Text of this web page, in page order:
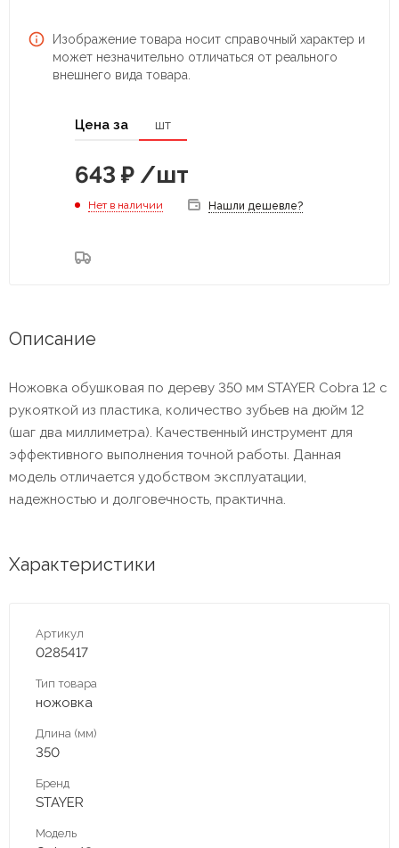
Изображение товара носит справочный характер и
может незначительно отличаться от реального
внешнего вида товара.
Цена за шт
643 ₽ /шт
Нет в наличии Нашли дешевле?
Описание
Ножовка обушковая по дереву 350 мм STAYER Cobra 12 с
рукояткой из пластика, количество зубьев на дюйм 12
(шаг два миллиметра). Качественный инструмент для
эффективного выполнения точной работы. Данная
модель отличается удобством эксплуатации,
надежностью и долговечность, практична.
Характеристики
Артикул
0285417
Тип товара
ножовка
Длина (мм)
350
Бренд
STAYER
Модель